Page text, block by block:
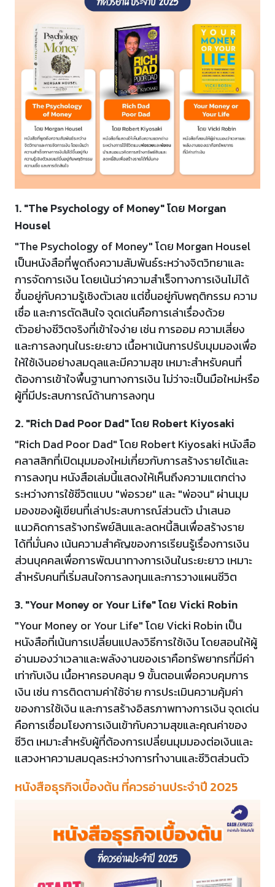
1. "The Psychology of Money" โดย Morgan
Housel
"The Psychology of Money" โดย Morgan Housel
เป็นหนังสือที่พูดถึงความสัมพันธ์ระหว่างจิตวิทยาและ
การจัดการเงิน โดยเน้นว่าความสำเร็จทางการเงินไม่ได้
ขึ้นอยู่กับความรู้เชิงตัวเลข แต่ขึ้นอยู่กับพฤติกรรม ความ
เชื่อ และการตัดสินใจ จุดเด่นคือการเล่าเรื่องด้วย
ตัวอย่างชีวิตจริงที่เข้าใจง่าย เช่น การออม ความเสี่ยง
และการลงทุนในระยะยาว เนื้อหาเน้นการปรับมุมมองเพื่อ
ให้ใช้เงินอย่างสมดุลและมีความสุข เหมาะสำหรับคนที่
ต้องการเข้าใจพื้นฐานทางการเงิน ไม่ว่าจะเป็นมือใหม่หรือ
ผู้ที่มีประสบการณ์ด้านการลงทุน
2. "Rich Dad Poor Dad" โดย Robert Kiyosaki
"Rich Dad Poor Dad" โดย Robert Kiyosaki หนังสือ
คลาสสิกที่เปิดมุมมองใหม่เกี่ยวกับการสร้างรายได้และ
การลงทุน หนังสือเล่มนี้แสดงให้เห็นถึงความแตกต่าง
ระหว่างการใช้ชีวิตแบบ "พ่อรวย" และ "พ่อจน" ผ่านมุม
มองของผู้เขียนที่เล่าประสบการณ์ส่วนตัว นำเสนอ
แนวคิดการสร้างทรัพย์สินและลดหนี้สินเพื่อสร้างราย
ได้ที่มั่นคง เน้นความสำคัญของการเรียนรู้เรื่องการเงิน
ส่วนบุคคลเพื่อการพัฒนาทางการเงินในระยะยาว เหมาะ
สำหรับคนที่เริ่มสนใจการลงทุนและการวางแผนชีวิต
3. "Your Money or Your Life" โดย Vicki Robin
"Your Money or Your Life" โดย Vicki Robin เป็น
หนังสือที่เน้นการเปลี่ยนแปลงวิธีการใช้เงิน โดยสอนให้ผู้
อ่านมองว่าเวลาและพลังงานของเราคือทรัพยากรที่มีค่า
เท่ากับเงิน เนื้อหาครอบคลุม 9 ขั้นตอนเพื่อควบคุมการ
เงิน เช่น การติดตามค่าใช้จ่าย การประเมินความคุ้มค่า
ของการใช้เงิน และการสร้างอิสรภาพทางการเงิน จุดเด่น
คือการเชื่อมโยงการเงินเข้ากับความสุขและคุณค่าของ
ชีวิต เหมาะสำหรับผู้ที่ต้องการเปลี่ยนมุมมองต่อเงินและ
แสวงหาความสมดุลระหว่างการทำงานและชีวิตส่วนตัว
หนังสือธุรกิจเบื้องต้น ที่ควรอ่านประจำปี 2025